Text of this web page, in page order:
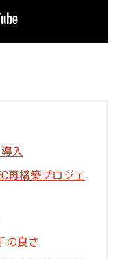
入
再構築プロジェ
の良さ